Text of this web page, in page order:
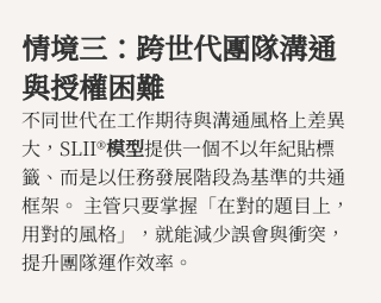
情境三：跨世代團隊溝通
與授權困難
不同世代在工作期待與溝通風格上差異
大，SLII®模型提供一個不以年紀貼標
籤、而是以任務發展階段為基準的共通
框架。 主管只要掌握「在對的題目上，
用對的風格」，就能減少誤會與衝突，
提升團隊運作效率。